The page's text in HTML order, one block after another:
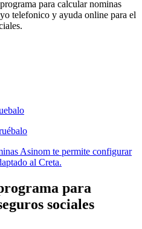
para
sociales